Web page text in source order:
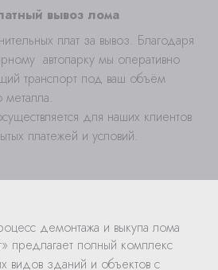
вывоз лома
плат за вывоз. Благодаря
автопарку мы оперативно
транспорт под ваш объём
металла.
для наших клиентов
платежей и условий.
демонтажа и выкупа лома
предлагает полный комплекс
видов зданий и объектов с